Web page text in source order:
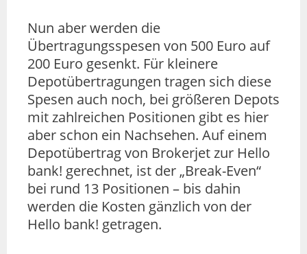
Nun aber werden die
Übertragungsspesen von 500 Euro auf
200 Euro gesenkt. Für kleinere
Depotübertragungen tragen sich diese
Spesen auch noch, bei größeren Depots
mit zahlreichen Positionen gibt es hier
aber schon ein Nachsehen. Auf einem
Depotübertrag von Brokerjet zur Hello
bank! gerechnet, ist der „Break-Even“
bei rund 13 Positionen – bis dahin
werden die Kosten gänzlich von der
Hello bank! getragen.